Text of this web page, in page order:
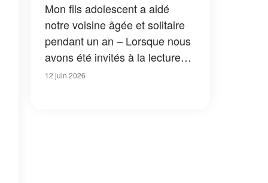
Mon fils adolescent a aidé
notre voisine âgée et solitaire
pendant un an – Lorsque nous
avons été invités à la lecture
finale de son testament, sa
12 juin 2026